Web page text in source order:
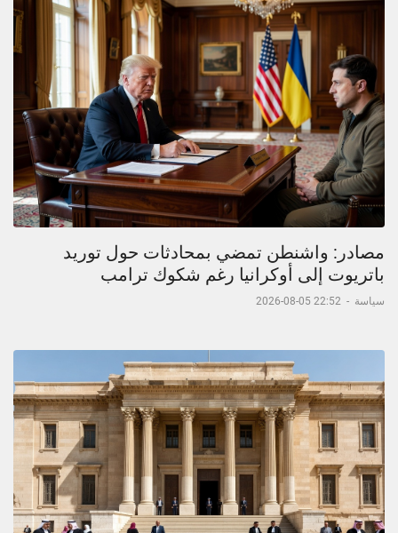
مصادر: واشنطن تمضي بمحادثات حول توريد
باتريوت إلى أوكرانيا رغم شكوك ترامب
سياسة -
22:52 05-08-2026